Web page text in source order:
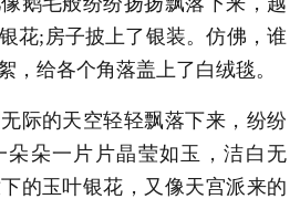
花;房子披上了银装。仿佛，谁
，给各个角落盖上了白绒毯。
的天空轻轻飘落下来，纷纷
朵一片片晶莹如玉，洁白无
的玉叶银花，又像天宫派来的